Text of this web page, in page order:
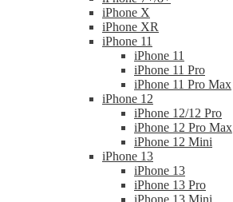
iPhone X
iPhone XR
iPhone 11
iPhone 11
iPhone 11 Pro
iPhone 11 Pro Max
iPhone 12
iPhone 12/12 Pro
iPhone 12 Pro Max
iPhone 12 Mini
iPhone 13
iPhone 13
iPhone 13 Pro
iPhone 13 Mini